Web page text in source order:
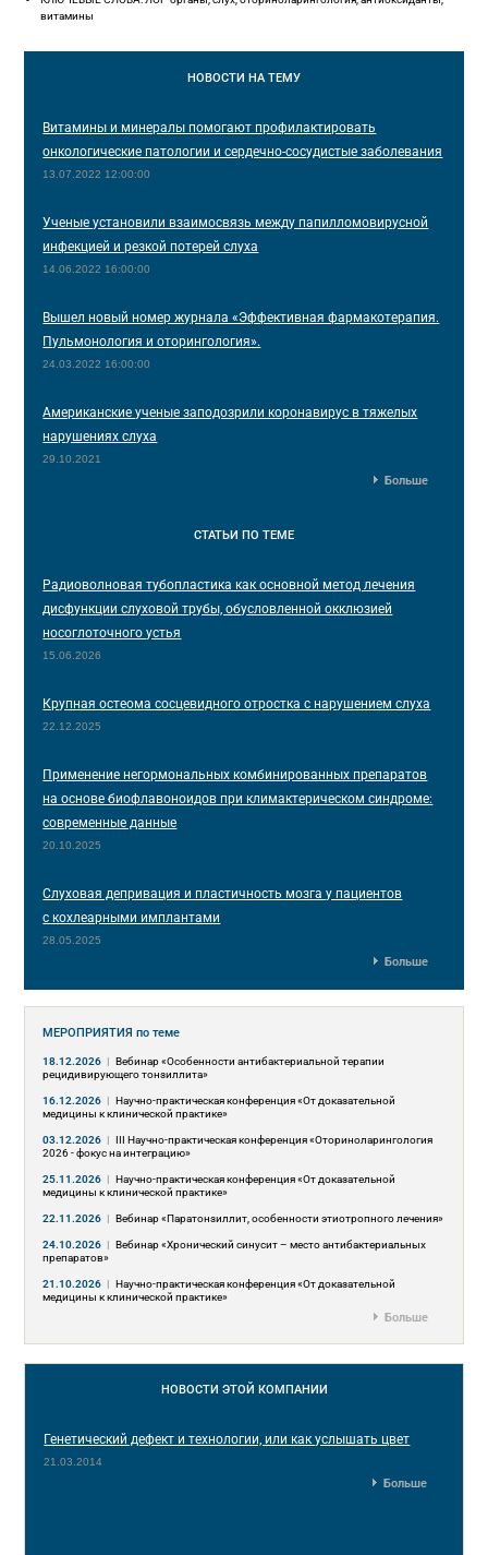
витамины
НОВОСТИ НА ТЕМУ
Витамины и минералы помогают профилактировать
онкологические патологии и сердечно-сосудистые заболевания
13.07.2022 12:00:00
Ученые установили взаимосвязь между папилломовирусной
инфекцией и резкой потерей слуха
14.06.2022 16:00:00
Вышел новый номер журнала «Эффективная фармакотерапия.
Пульмонология и оторингология».
24.03.2022 16:00:00
Американские ученые заподозрили коронавирус в тяжелых
нарушениях слуха
29.10.2021
Больше
СТАТЬИ ПО ТЕМЕ
Радиоволновая тубопластика как основной метод лечения
дисфункции слуховой трубы, обусловленной окклюзией
носоглоточного устья
15.06.2026
Крупная остеома сосцевидного отростка с нарушением слуха
22.12.2025
Применение негормональных комбинированных препаратов
на основе биофлавоноидов при климактерическом синдроме:
современные данные
20.10.2025
Слуховая депривация и пластичность мозга у пациентов
с кохлеарными имплантами
28.05.2025
Больше
МЕРОПРИЯТИЯпо теме
18.12.2026 | Вебинар «Особенности антибактериальной терапии
рецидивирующего тонзиллита»
16.12.2026 | Научно-практическая конференция «От доказательной
медицины к клинической практике»
03.12.2026 | III Научно-практическая конференция «Оториноларингология
2026 - фокус на интеграцию»
25.11.2026 | Научно-практическая конференция «От доказательной
медицины к клинической практике»
22.11.2026 | Вебинар «Паратонзиллит, особенности этиотропного лечения»
24.10.2026 | Вебинар «Хронический синусит – место антибактериальных
препаратов»
21.10.2026 | Научно-практическая конференция «От доказательной
медицины к клинической практике»
Больше
НОВОСТИ ЭТОЙ КОМПАНИИ
Генетический дефект и технологии, или как услышать цвет
21.03.2014
Больше